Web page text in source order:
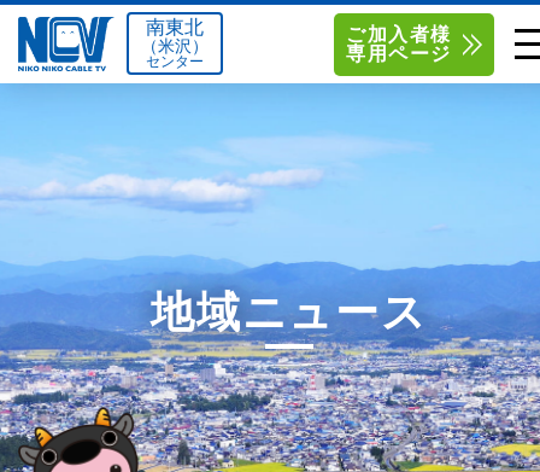
南東北センター（福島）
函館センター 0138-34-2525
新潟センター 025-210-1200
単品料金
お得なセットプラン
料金シミュレーション
サポート
Q&A
〒992-0044
山形県米沢市春日四丁目2-75
南東北センター(福島)
〒960-8252
福島県福島市御山字一本松17-1-
南東北
（米沢）
センター
ご加入者様
専用ページ
地域ニュース